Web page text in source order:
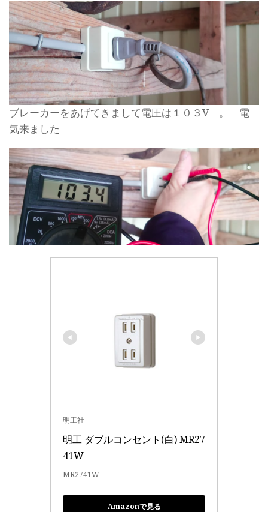
ブレーカーをあげてきまして電圧は１０３V 。 電
気来ました
明工社
明工 ダブルコンセント(白) MR27
41W
MR2741W
Amazonで見る